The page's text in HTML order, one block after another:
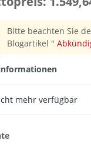
Bitte beachten Sie
Blogartikel "
mehr verfügbar
auswählen